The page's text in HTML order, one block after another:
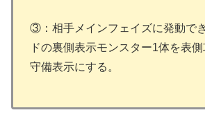
③：相手メインフェイズに発動で
ドの裏側表示モンスター1体を表
守備表示にする。